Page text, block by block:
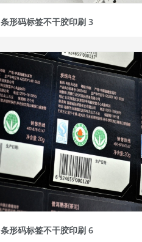
条形码标签不干胶印刷 3
条形码标签不干胶印刷 6